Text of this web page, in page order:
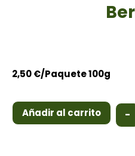
2,50€/Paquete 100g
-
Añadir al carrito